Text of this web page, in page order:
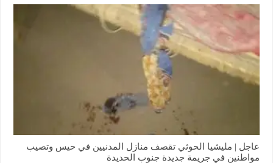
عاجل | مليشيا الحوثي تقصف منازل المدنيين في حيس وتصيب
مواطنين في جريمة جديدة جنوب الحديدة